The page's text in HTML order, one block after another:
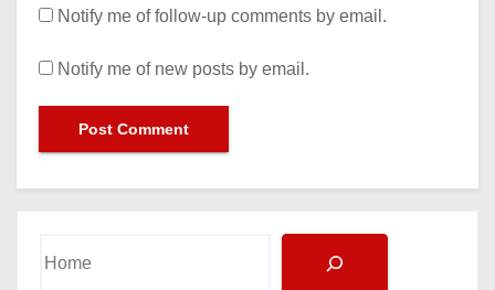
Notify me of follow-up comments by email.
Notify me of new posts by email.